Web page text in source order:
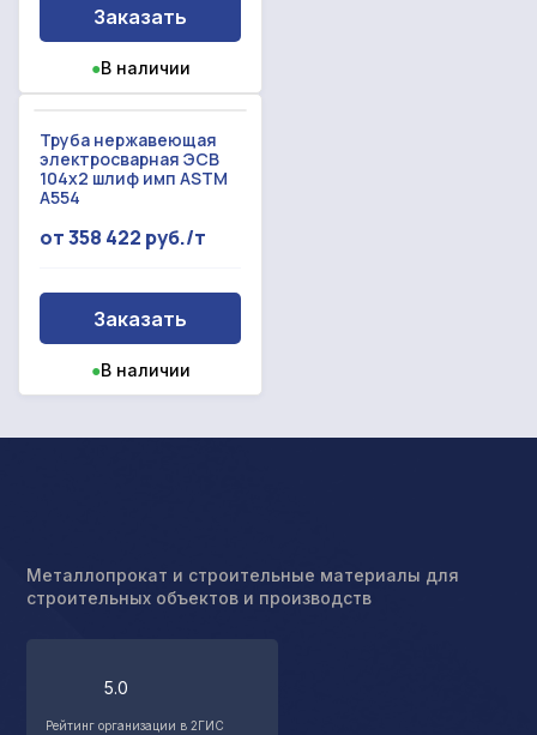
Заказать
●В наличии
Труба нержавеющая
электросварная ЭСВ
104x2 шлиф имп ASTM
A554
от 358 422 руб./т
Заказать
●В наличии
Металлопрокат и строительные материалы для
строительных объектов и производств
5.0
Рейтинг организации в 2ГИС